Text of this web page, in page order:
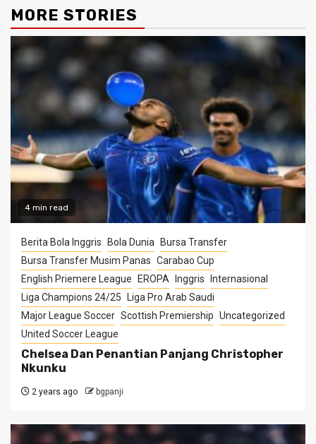
MORE STORIES
4 min read
Berita Bola Inggris Bola Dunia
Bursa Transfer
Bursa Transfer Musim Panas Carabao Cup
English Priemere League
EROPA Inggris
Internasional
Liga Champions 24/25
Liga Pro Arab Saudi
Major League Soccer Scottish Premiership Uncategorized
United Soccer League
Chelsea Dan Penantian Panjang Christopher
Nkunku
2 years ago bgpanji